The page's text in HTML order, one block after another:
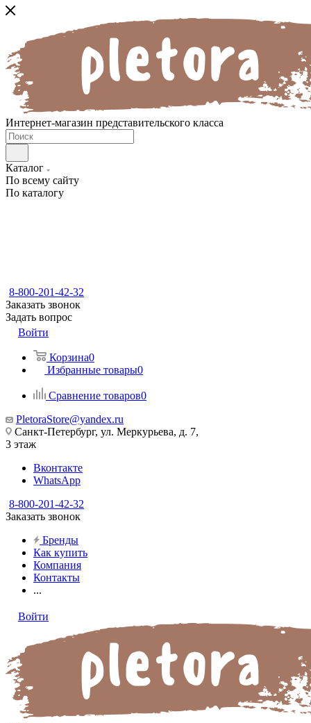
Интернет-магазин представительского класса
Каталог
По всему сайту
По каталогу
8-800-201-42-32
Заказать звонок
Задать вопрос
Войти
Корзина0
Избранные товары0
Сравнение товаров0
PletoraStore@yandex.ru
Санкт-Петербург, ул. Меркурьева, д. 7,
3 этаж
Вконтакте
WhatsApp
8-800-201-42-32
Заказать звонок
Бренды
Как купить
Компания
Контакты
...
Войти